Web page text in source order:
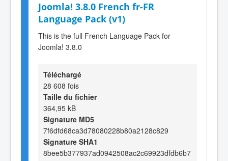
Joomla! 3.8.0 French fr-FR
Language Pack (v1)
This is the full French Language Pack for
Joomla! 3.8.0
Téléchargé
28 608 fois
Taille du fichier
364,95 kB
Signature MD5
7f6dfd68ca3d78080228b80a2128c829
Signature SHA1
8bee5b377937ad0942508ac2c69923dfdb6b7